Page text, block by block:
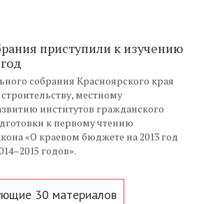
приступили к изучению
собрания Красноярского края
местному
институтов гражданского
к первому чтению
«О краевом бюджете на 2013 год
годов».
30 материалов